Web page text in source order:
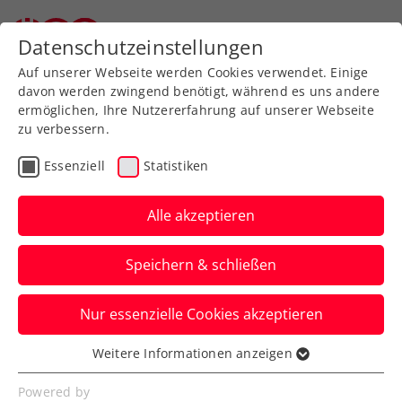
Zurück zur Newsübersicht
Turniere
ATP-Challenger
Montemar: Neumayer
erst im Finale gestoppt
Indes gelingt Mavie Österreicher beim
ITF-Damenturnier in Monastir ein
internationaler Premierensieg.
Verfasst von: Manuel Wachta, 25.11.2024
Datenschutzeinstellungen
Auf unserer Webseite werden Cookies verwendet. Einige
davon werden zwingend benötigt, während es uns andere
ermöglichen, Ihre Nutzererfahrung auf unserer Webseite
zu verbessern.
Essenziell Statistiken
Alle akzeptieren
Speichern & schließen
Nur essenzielle Cookies akzeptieren
Essenziell
Essenzielle Cookies werden für grundlegende
Weitere Informationen anzeigen
Powered by